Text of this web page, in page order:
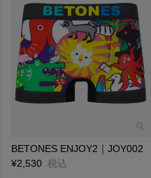
BETONES ENJOY2｜JOY002
¥2,530 税込